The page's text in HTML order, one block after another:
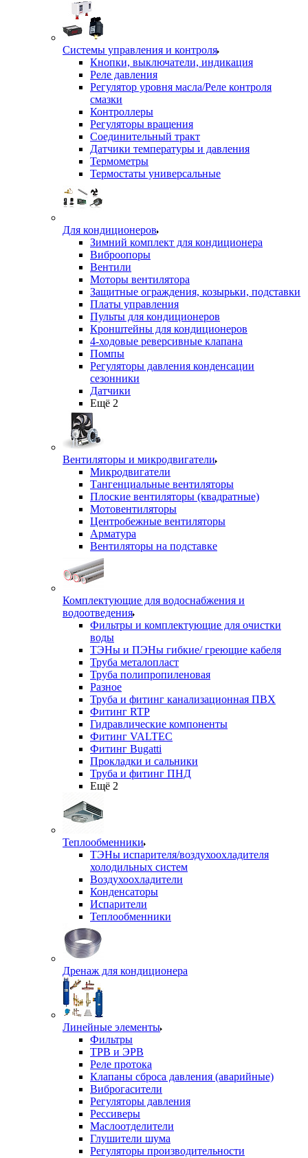
Системы управления и контроля
Кнопки, выключатели, индикация
Реле давления
Регулятор уровня масла/Реле контроля
смазки
Контроллеры
Регуляторы вращения
Соединительный тракт
Датчики температуры и давления
Термометры
Термостаты универсальные
Для кондиционеров
Зимний комплект для кондиционера
Виброопоры
Вентили
Моторы вентилятора
Защитные ограждения, козырьки, подставки
Платы управления
Пульты для кондиционеров
Кронштейны для кондиционеров
4-ходовые реверсивные клапана
Помпы
Регуляторы давления конденсации
сезонники
Датчики
Ещё 2
Вентиляторы и микродвигатели
Микродвигатели
Тангенциальные вентиляторы
Плоские вентиляторы (квадратные)
Мотовентиляторы
Центробежные вентиляторы
Арматура
Вентиляторы на подставке
Комплектующие для водоснабжения и
водоотведения
Фильтры и комплектующие для очистки
воды
ТЭНы и ПЭНы гибкие/ греющие кабеля
Труба металопласт
Труба полипропиленовая
Разное
Труба и фитинг канализационная ПВХ
Фитинг RTP
Гидравлические компоненты
Фитинг VALTEC
Фитинг Bugatti
Прокладки и сальники
Труба и фитинг ПНД
Ещё 2
Теплообменники
ТЭНы испарителя/воздухоохладителя
холодильных систем
Воздухоохладители
Конденсаторы
Испарители
Теплообменники
Дренаж для кондиционера
Линейные элементы
Фильтры
ТРВ и ЭРВ
Реле протока
Клапаны сброса давления (аварийные)
Виброгасители
Регуляторы давления
Рессиверы
Маслоотделители
Глушители шума
Регуляторы производительности